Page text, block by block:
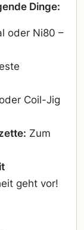
Dinge:
oder Ni80 –
Coil-Jig
Zum
geht vor!